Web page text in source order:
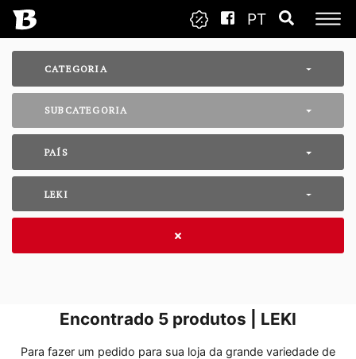
PT
CATEGORIA
SUBCATEGORIA
PAÍS
LEKI
Encontrado 5 produtos | LEKI
Para fazer um pedido para sua loja da grande variedade de